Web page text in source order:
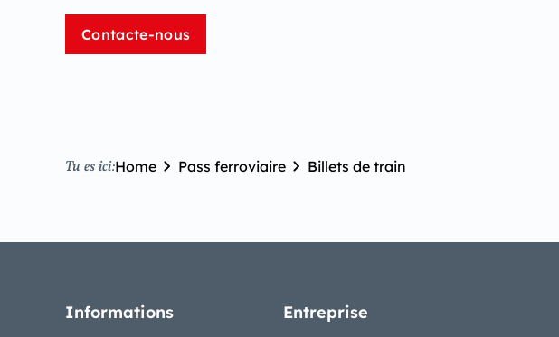
Contacte-nous
Tu es ici:Home Pass ferroviaire Billets de train
Informations Entreprise